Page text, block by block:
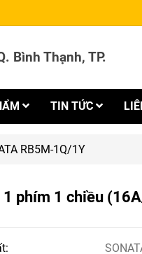
Bình Thạnh, TP.
TIN TỨC
RB5M-1Q/1Y
1 phím 1 chiều